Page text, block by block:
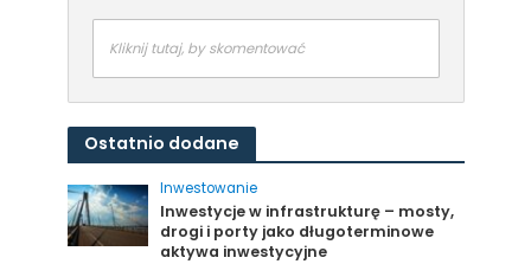
Kliknij tutaj, by skomentować
Ostatnio dodane
Inwestowanie
Inwestycje w infrastrukturę – mosty,
drogi i porty jako długoterminowe
aktywa inwestycyjne